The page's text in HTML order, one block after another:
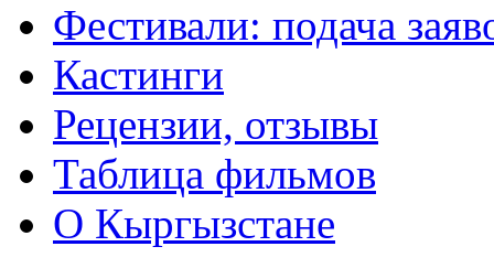
Фестивали: подача
Кастинги
Рецензии, отзывы
Таблица фильмов
О Кыргызстане